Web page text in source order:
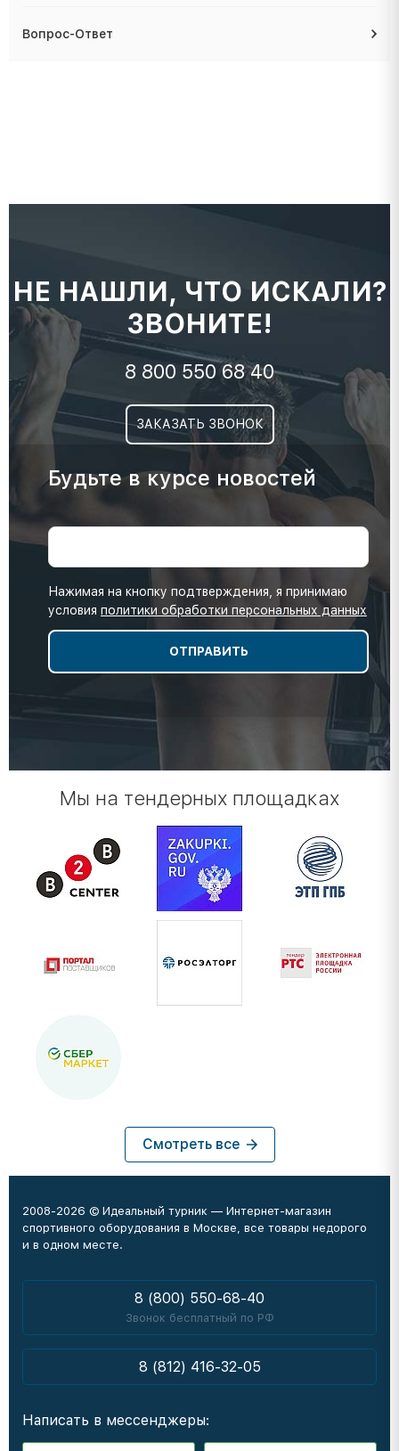
Вопрос-Ответ
НЕ НАШЛИ, ЧТО ИСКАЛИ?
ЗВОНИТЕ!
8 800 550 68 40
ЗАКАЗАТЬ ЗВОНОК
Будьте в курсе новостей
Нажимая на кнопку подтверждения, я принимаю
условия политики обработки персональных данных
Мы на тендерных площадках
Смотреть все
2008-2026 © Идеальный турник — Интернет-магазин
спортивного оборудования в Москве, все товары недорого
и в одном месте.
8 (800) 550-68-40
Звонок бесплатный по РФ
8 (812) 416-32-05
Написать в мессенджеры: